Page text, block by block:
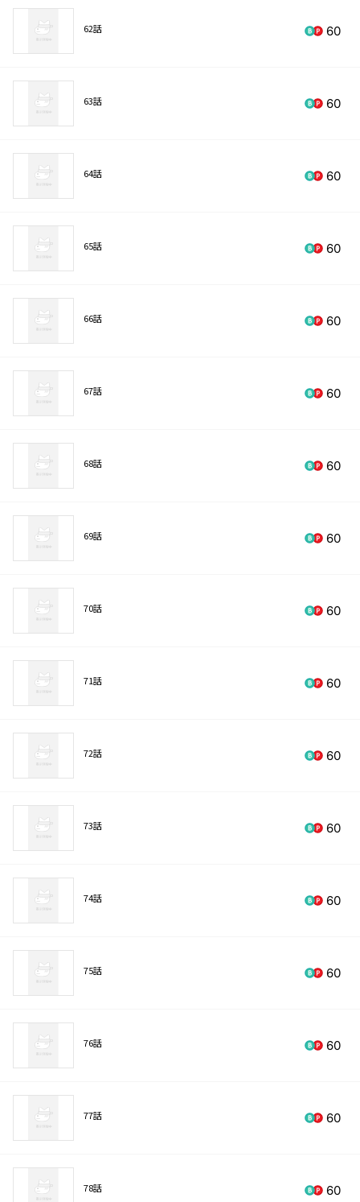
62話 60
63話 60
64話 60
65話 60
66話 60
67話 60
68話 60
69話 60
70話 60
71話 60
72話 60
73話 60
74話 60
75話 60
76話 60
77話 60
78話 60